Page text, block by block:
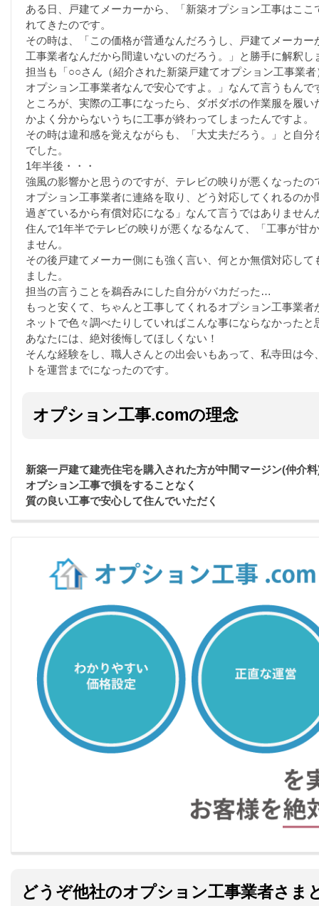
ある日、戸建てメーカーから、「新築オプション工事はこ
れてきたのです。
その時は、「この価格が普通なんだろうし、戸建てメーカ
工事業者なんだから間違いないのだろう。」と勝手に解釈し
担当も「○○さん（紹介された新築戸建てオプション工事業
オプション工事業者なんで安心ですよ。」なんて言うもん
ところが、実際の工事になったら、ダボダボの作業服を履
かよく分からないうちに工事が終わってしまったんですよ。
その時は違和感を覚えながらも、「大丈夫だろう。」と自
でした。
1年半後・・・
強風の影響かと思うのですが、テレビの映りが悪くなったの
オプション工事業者に連絡を取り、どう対応してくれるの
過ぎているから有償対応になる」なんて言うではありません
住んで1年半でテレビの映りが悪くなるなんて、「工事が甘
ません。
その後戸建てメーカー側にも強く言い、何とか無償対応し
ました。
担当の言うことを鵜呑みにした自分がバカだった…
もっと安くて、ちゃんと工事してくれるオプション工事業
ネットで色々調べたりしていればこんな事にならなかった
あなたには、絶対後悔してほしくない！
そんな経験をし、職人さんとの出会いもあって、私寺田は
トを運営までになったのです。
オプション工事.comの理念
新築一戸建て建売住宅を購入された方が中間マージン(仲介
オプション工事で損をすることなく
質の良い工事で安心して住んでいただく
どうぞ他社のオプション工事業者さま